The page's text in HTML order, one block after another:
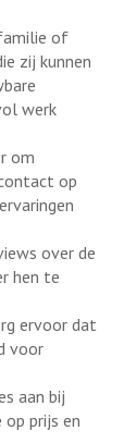
of
zij kunnen
werk
om
op
over de
hen te
ervoor dat
voor
aan bij
op prijs en